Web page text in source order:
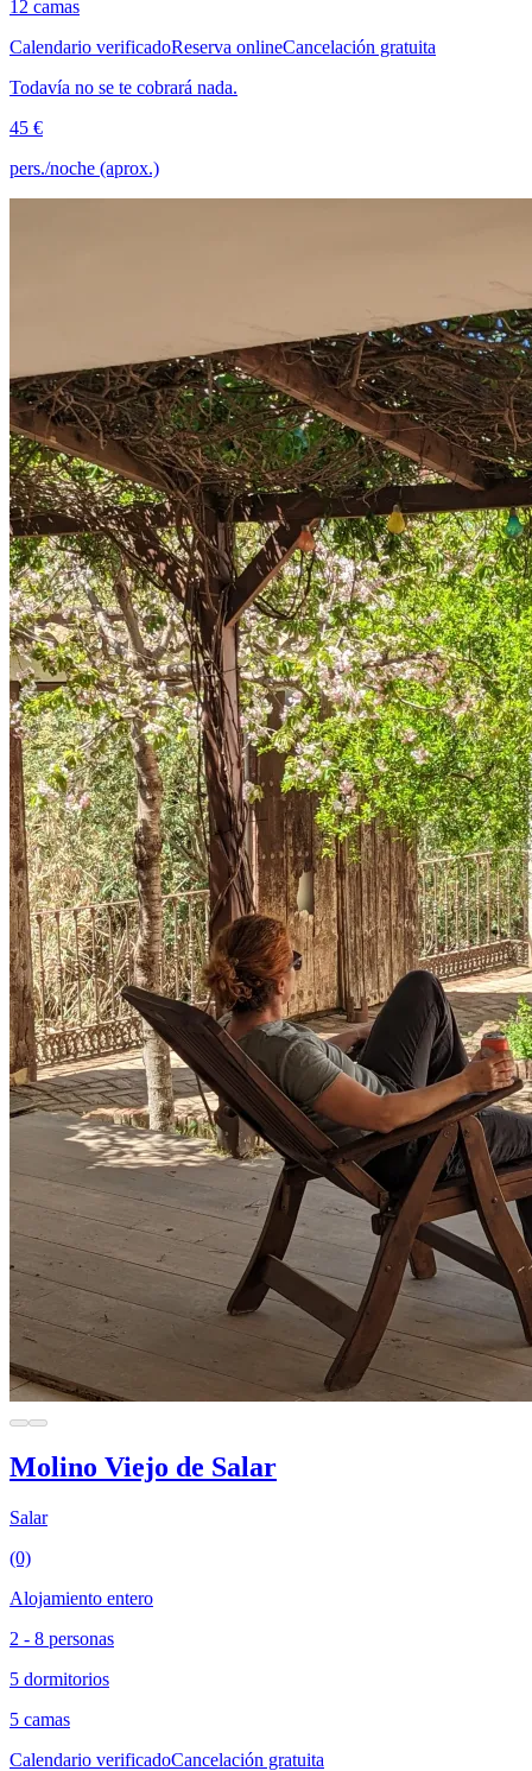
12 camas
Calendario verificadoReserva onlineCancelación gratuita
Todavía no se te cobrará nada.
45 €
pers./noche (aprox.)
Molino Viejo de Salar
Salar
(0)
Alojamiento entero
2 - 8 personas
5 dormitorios
5 camas
Calendario verificadoCancelación gratuita